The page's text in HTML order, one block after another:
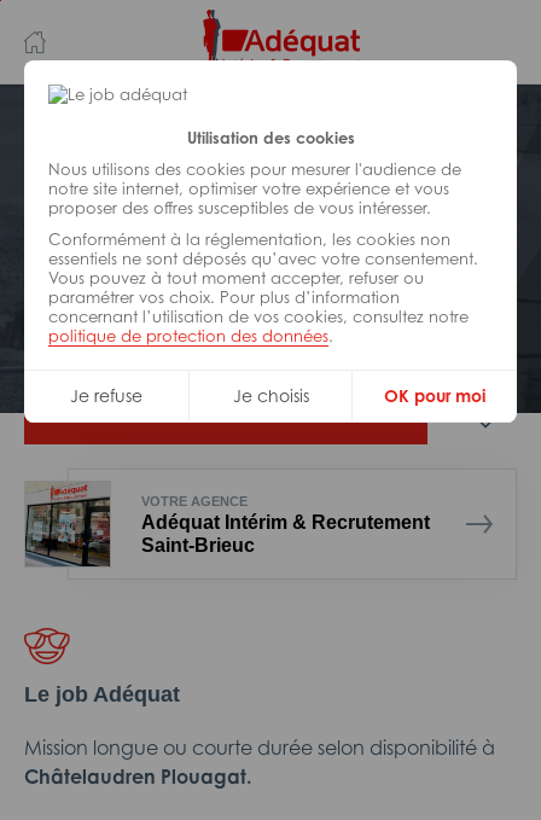
Utilisation des cookies
Nous utilisons des cookies pour mesurer l'audience de
notre site internet, optimiser votre expérience et vous
proposer des offres susceptibles de vous intéresser.
Conformément à la réglementation, les cookies non
essentiels ne sont déposés qu’avec votre consentement.
Vous pouvez à tout moment accepter, refuser ou
paramétrer vos choix. Pour plus d’information
concernant l’utilisation de vos cookies, consultez notre
politique de protection des données.
Je refuse Je choisis OK pour moi
au
contenu
principal
navigation
BÂTIMENT ET TRAVAUX PUBLICS
Réf : 0GW-326817
Conducteur d’engins H/F
Interim Châtelaudren-Plouagat
VOTRE AGENCE
Adéquat Intérim & Recrutement
Saint-Brieuc
Le job Adéquat
Mission longue ou courte durée selon disponibilité à
Châtelaudren Plouagat.